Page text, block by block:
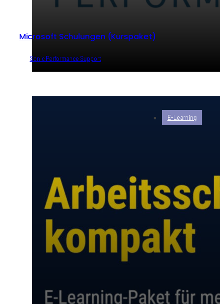
Microsoft Schulungen (Kurspaket)
Sonic Performance Support
E-Learning